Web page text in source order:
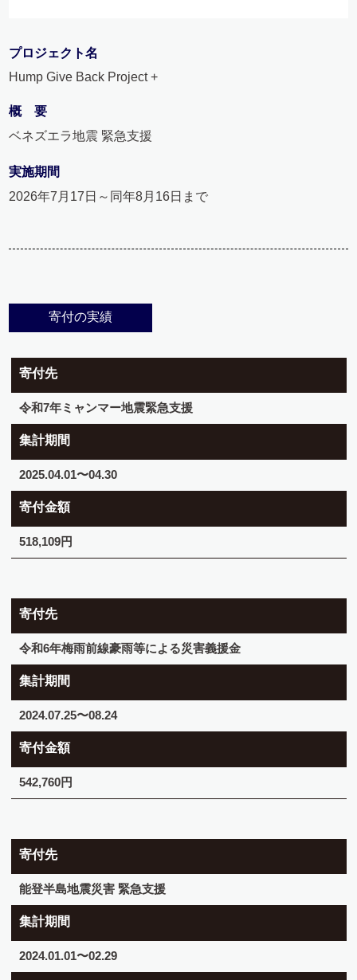
プロジェクト名
Hump Give Back Project +
概 要
ベネズエラ地震 緊急支援
実施期間
2026年7月17日～同年8月16日まで
寄付の実績
寄付先
令和7年ミャンマー地震緊急支援
集計期間
2025.04.01〜04.30
寄付金額
518,109円
寄付先
令和6年梅雨前線豪雨等による災害義援金
集計期間
2024.07.25〜08.24
寄付金額
542,760円
寄付先
能登半島地震災害 緊急支援
集計期間
2024.01.01〜02.29